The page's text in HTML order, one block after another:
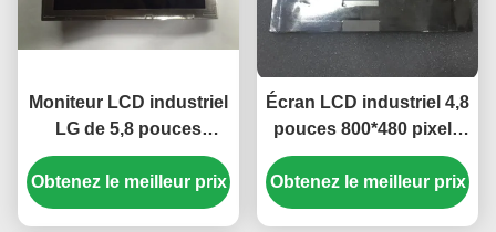
Moniteur LCD industriel
LG de 5,8 pouces
470cd/m2 avec
connecteur 40 broches
pour navigateur GPS de
Obtenez le meilleur prix
Écran LCD industriel 4,8
pouces 800*480 pixels
avec rétroéclairage
WLED, panneau TFT-
LCD pour UMPC
Obtenez le meilleur prix